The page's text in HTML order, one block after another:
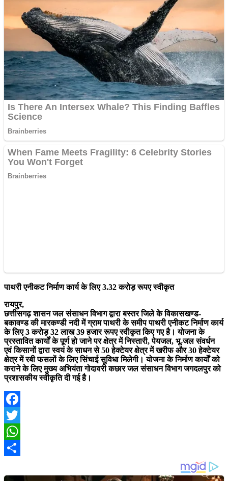
पाथरी एनीकट निर्माण कार्य के लिए 3.32 करोड़ रूपए स्वीकृत
रायपुर,
छत्तीसगढ़ शासन जल संसाधन विभाग द्वारा बस्तर जिले के विकासखण्ड-
बकावण्ड की मारकण्डी नदी में ग्राम पाथरी के समीप पाथरी एनीकट निर्माण कार्य
के लिए 3 करोड़ 32 लाख 39 हजार रूपए स्वीकृत किए गए है। योजना के
प्रस्तावित कार्यों के पूर्ण हो जाने पर क्षेत्र में निस्तारी, पेयजल, भू-जल संवर्धन
एवं किसानों द्वारा स्वयं के साधन से 50 हेक्टेयर क्षेत्र में खरीफ और 30 हेक्टेयर
क्षेत्र में रबी फसलों के लिए सिंचाई सुविधा मिलेगी। योजना के निर्माण कार्यों को
कराने के लिए मुख्य अभियंता गोदावरी कछार जल संसाधन विभाग जगदलपुर को
प्रशासकीय स्वीकृति दी गई है।
Facebook
Twitter
WhatsApp